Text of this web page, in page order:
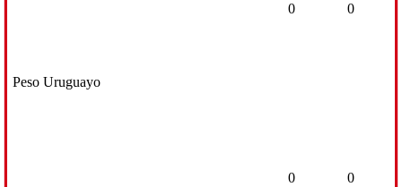
Peso Uruguayo
0 0
0 0